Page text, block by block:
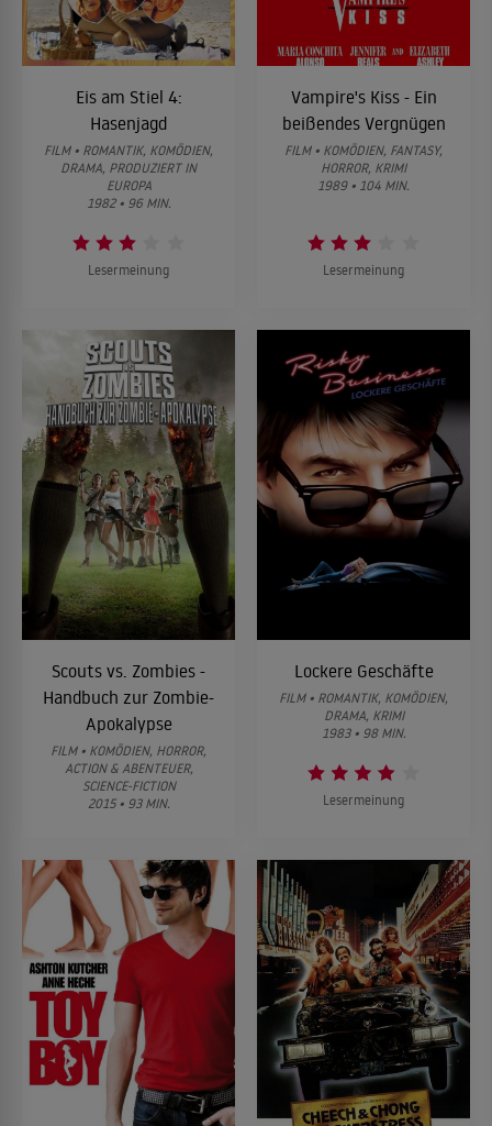
Eis am Stiel 4:
Hasenjagd
FILM • ROMANTIK, KOMÖDIEN,
DRAMA, PRODUZIERT IN
EUROPA
1982 • 96 MIN.
Lesermeinung
Vampire's Kiss - Ein
beißendes Vergnügen
FILM • KOMÖDIEN, FANTASY,
HORROR, KRIMI
1989 • 104 MIN.
Lesermeinung
Scouts vs. Zombies -
Handbuch zur Zombie-
Apokalypse
FILM • KOMÖDIEN, HORROR,
ACTION & ABENTEUER,
SCIENCE-FICTION
2015 • 93 MIN.
Lockere Geschäfte
FILM • ROMANTIK, KOMÖDIEN,
DRAMA, KRIMI
1983 • 98 MIN.
Lesermeinung